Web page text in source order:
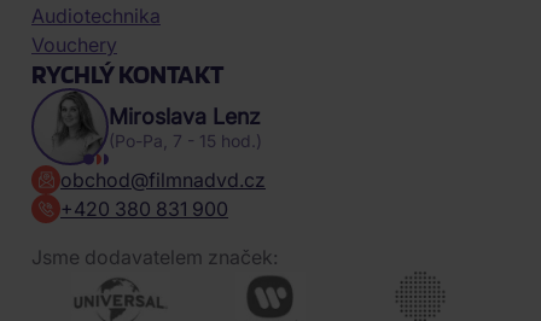
Audiotechnika
Vouchery
RYCHLÝ KONTAKT
Miroslava Lenz
(Po-Pa, 7 - 15 hod.)
obchod@filmnadvd.cz
+420 380 831 900
Jsme dodavatelem značek: